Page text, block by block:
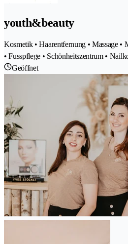
youth&beauty
Kosmetik • Haarentfernung • Massage •
• Fusspflege • Schönheitszentrum •
Geöffnet